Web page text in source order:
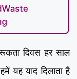
दिवस हर साल
यह याद दिलाता है